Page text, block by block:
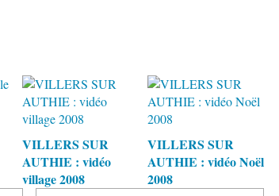
VILLERS SUR
AUTHIE : vidéo
village 2008
VILLERS SUR
AUTHIE : vidéo Noël
2008